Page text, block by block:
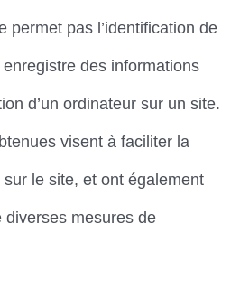
permet pas l’identification de
enregistre des informations
d’un ordinateur sur un site.
visent à faciliter la
le site, et ont également
mesures de